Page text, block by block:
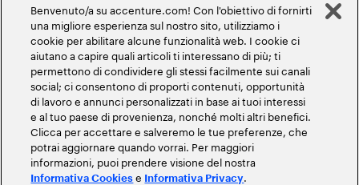
Benvenuto/a su accenture.com! Con l'obiettivo di fornirti
una migliore esperienza sul nostro sito, utilizziamo i
cookie per abilitare alcune funzionalità web. I cookie ci
aiutano a capire quali articoli ti interessano di più; ti
permettono di condividere gli stessi facilmente sui canali
social; ci consentono di proporti contenuti, opportunità
di lavoro e annunci personalizzati in base ai tuoi interessi
e al tuo paese di provenienza, nonché molti altri benefici.
Clicca per accettare e salveremo le tue preferenze, che
potrai aggiornare quando vorrai. Per maggiori
informazioni, puoi prendere visione del nostra
Informativa Cookies e Informativa Privacy.